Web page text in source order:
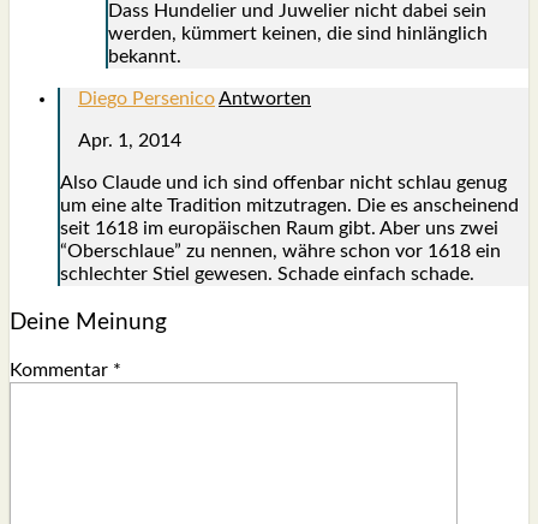
Dass Hun­de­lier und Juwe­lier nicht dabei sein
wer­den, küm­mert kei­nen, die sind hin­läng­lich
bekannt.
Diego PersenicoAntworten
Apr. 1, 2014
Also Clau­de und ich sind offen­bar nicht schlau genug
um eine alte Tra­di­tion mit­zu­tragen. Die es anschei­nend
seit 1618 im euro­päi­schen Raum gibt. Aber uns zwei
“Ober­schlaue” zu nen­nen, wäh­re schon vor 1618 ein
schlech­ter Stiel gewe­sen. Scha­de ein­fach scha­de.
Deine Meinung
Kommentar *